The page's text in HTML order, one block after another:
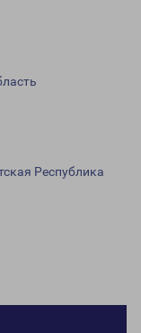
Республика